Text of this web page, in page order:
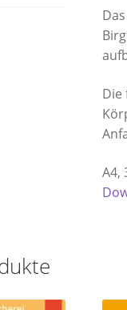
Die
A4,